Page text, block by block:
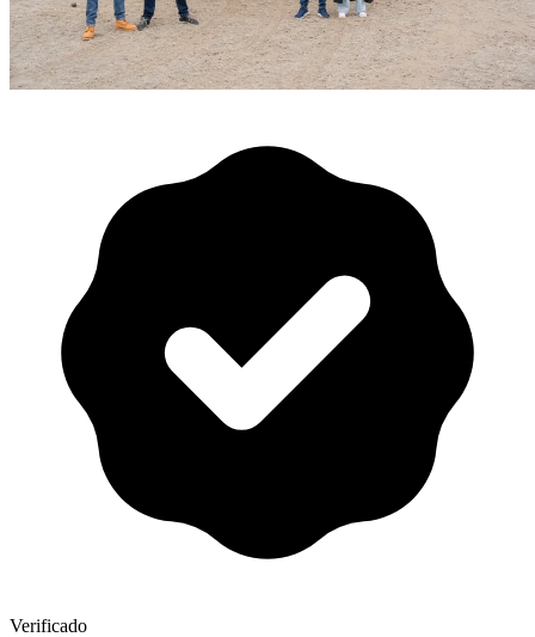
Verificado